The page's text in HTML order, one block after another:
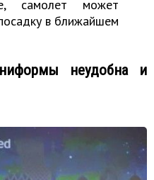
самолет может
в ближайшем
неудобна и